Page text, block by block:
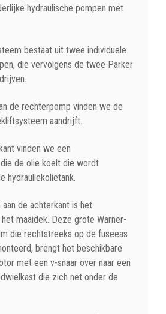
hydraulische pompen met
bestaat uit twee individuele
die vervolgens de twee Parker
de rechterpomp vinden we de
aandrijft.
vinden we een
de olie koelt die wordt
hydrauliekolietank.
de achterkant is het
maaidek. Deze grote Warner-
die rechtstreeks op de fuseeas
brengt het beschikbare
met een v-snaar over naar een
die zich net onder de